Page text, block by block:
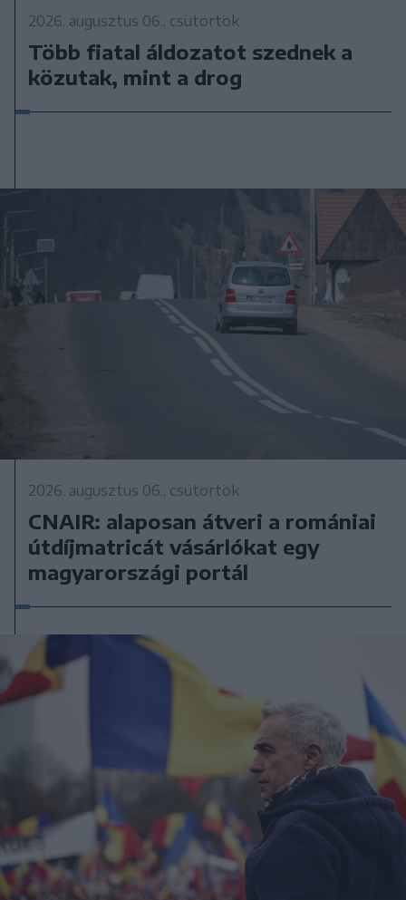
2026. augusztus 06., csütörtök
Több fiatal áldozatot szednek a
közutak, mint a drog
2026. augusztus 06., csütörtök
CNAIR: alaposan átveri a romániai
útdíjmatricát vásárlókat egy
magyarországi portál